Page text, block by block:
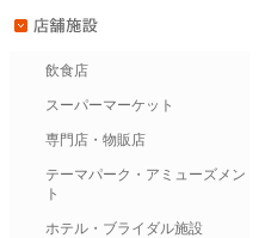
飲食店
スーパーマーケット
専門店・物販店
テーマパーク・アミューズメン
ト
ホテル・ブライダル施設